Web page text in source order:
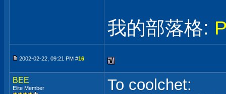
我的部落格:
2002-02-22, 09:21 PM #16
BEE
Elite Member
To coolchet: